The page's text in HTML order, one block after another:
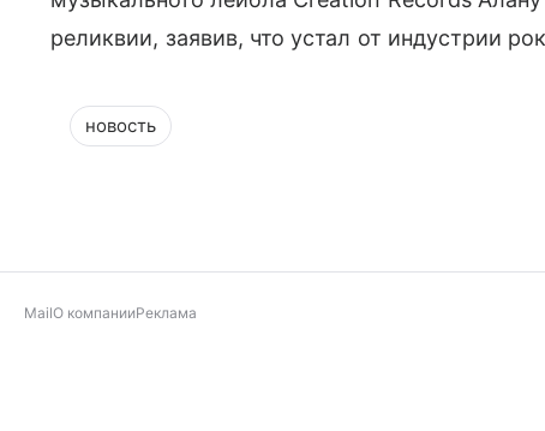
реликвии, заявив, что устал от индустрии
новость
MailО компанииРеклама